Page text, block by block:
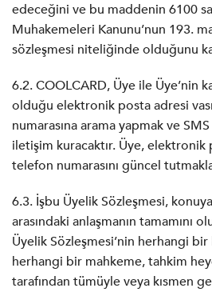
edeceğini ve bu maddenin 6100
Muhakemeleri Kanunu’nun 193.
sözleşmesi niteliğinde olduğunu
6.2. COOLCARD, Üye ile Üye’nin
olduğu elektronik posta adresi
numarasına arama yapmak ve
iletişim kuracaktır. Üye, elektronik
telefon numarasını güncel
6.3. İşbu Üyelik Sözleşmesi,
arasındaki anlaşmanın tamamını
Üyelik Sözleşmesi’nin herhangi
herhangi bir mahkeme, tahkim
tarafından tümüyle veya kısmen